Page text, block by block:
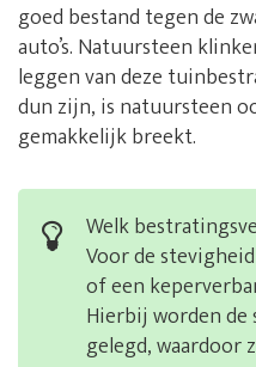
goed bestand tegen de
auto’s. Natuursteen
leggen van deze
dun zijn, is natuursteen
gemakkelijk breekt.
Welk
Voor de
of een
Hierbij worden de
gelegd, waardoor